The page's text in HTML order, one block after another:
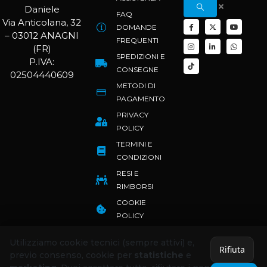
Via Anticolana, 32
– 03012 ANAGNI
(FR)
P.IVA:
02504440609
FAQ
DOMANDE
FREQUENTI
SPEDIZIONI E
CONSEGNE
METODI DI
PAGAMENTO
PRIVACY
POLICY
TERMINI E
CONDIZIONI
RESI E
RIMBORSI
COOKIE
POLICY
Utilizziamo cookie tecnici (sempre attivi) e,
previo consenso, cookie per statistiche e
Rifiuta